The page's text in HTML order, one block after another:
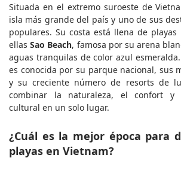
Situada en el extremo suroeste de
isla más grande del país y uno de sus
populares. Su costa está llena de playas
ellas Sao Beach, famosa por su arena
aguas tranquilas de color azul
es conocida por su parque nacional, sus
y su creciente número de resorts de
combinar la naturaleza, el confort y
cultural en un solo lugar.
¿Cuál es la mejor época para
playas en Vietnam?